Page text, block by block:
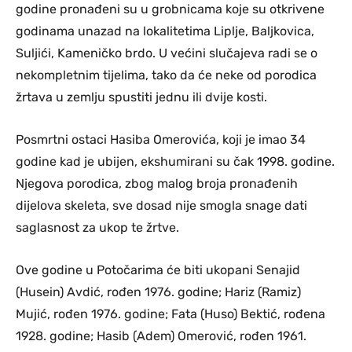
godine pronađeni su u grobnicama koje su otkrivene
godinama unazad na lokalitetima Liplje, Baljkovica,
Suljići, Kameničko brdo. U većini slučajeva radi se o
nekompletnim tijelima, tako da će neke od porodica
žrtava u zemlju spustiti jednu ili dvije kosti.
Posmrtni ostaci Hasiba Omerovića, koji je imao 34
godine kad je ubijen, ekshumirani su čak 1998. godine.
Njegova porodica, zbog malog broja pronađenih
dijelova skeleta, sve dosad nije smogla snage dati
saglasnost za ukop te žrtve.
Ove godine u Potočarima će biti ukopani Senajid
(Husein) Avdić, rođen 1976. godine; Hariz (Ramiz)
Mujić, rođen 1976. godine; Fata (Huso) Bektić, rođena
1928. godine; Hasib (Adem) Omerović, rođen 1961.